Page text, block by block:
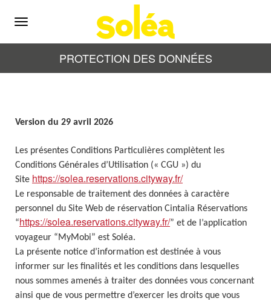
Menu
PROTECTION DES DONNÉES
Version du 29 avril 2026
Les présentes Conditions Particulières complètent les
Conditions Générales d’Utilisation (« CGU ») du
Site https://solea.reservations.cityway.fr/
Le responsable de traitement des données à caractère
personnel du Site Web de réservation Cintalia Réservations
“https://solea.reservations.cityway.fr/” et de l’application
voyageur “MyMobi” est Soléa.
La présente notice d’information est destinée à vous
informer sur les finalités et les conditions dans lesquelles
nous sommes amenés à traiter des données vous concernant
ainsi que de vous permettre d’exercer les droits que vous